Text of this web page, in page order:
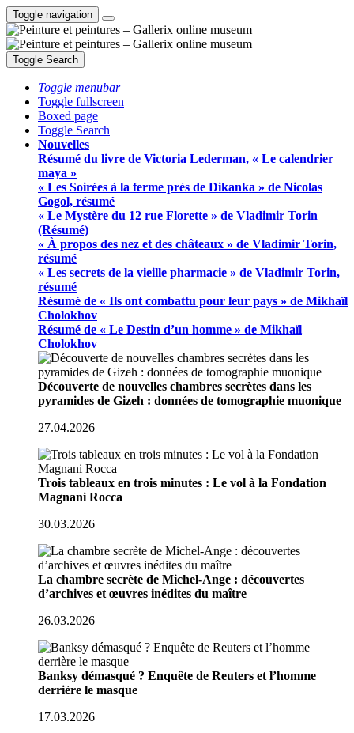
Toggle navigation
Toggle Search
Toggle menubar
Toggle fullscreen
Boxed page
Toggle Search
Nouvelles
Résumé du livre de Victoria Lederman, « Le calendrier
maya »
« Les Soirées à la ferme près de Dikanka » de Nicolas
Gogol, résumé
« Le Mystère du 12 rue Florette » de Vladimir Torin
(Résumé)
« À propos des nez et des châteaux » de Vladimir Torin,
résumé
« Les secrets de la vieille pharmacie » de Vladimir Torin,
résumé
Résumé de « Ils ont combattu pour leur pays » de Mikhaïl
Cholokhov
Résumé de « Le Destin d’un homme » de Mikhaïl
Cholokhov
Découverte de nouvelles chambres secrètes dans les
pyramides de Gizeh : données de tomographie muonique
27.04.2026
Trois tableaux en trois minutes : Le vol à la Fondation
Magnani Rocca
30.03.2026
La chambre secrète de Michel-Ange : découvertes
d’archives et œuvres inédites du maître
26.03.2026
Banksy démasqué ? Enquête de Reuters et l’homme
derrière le masque
17.03.2026